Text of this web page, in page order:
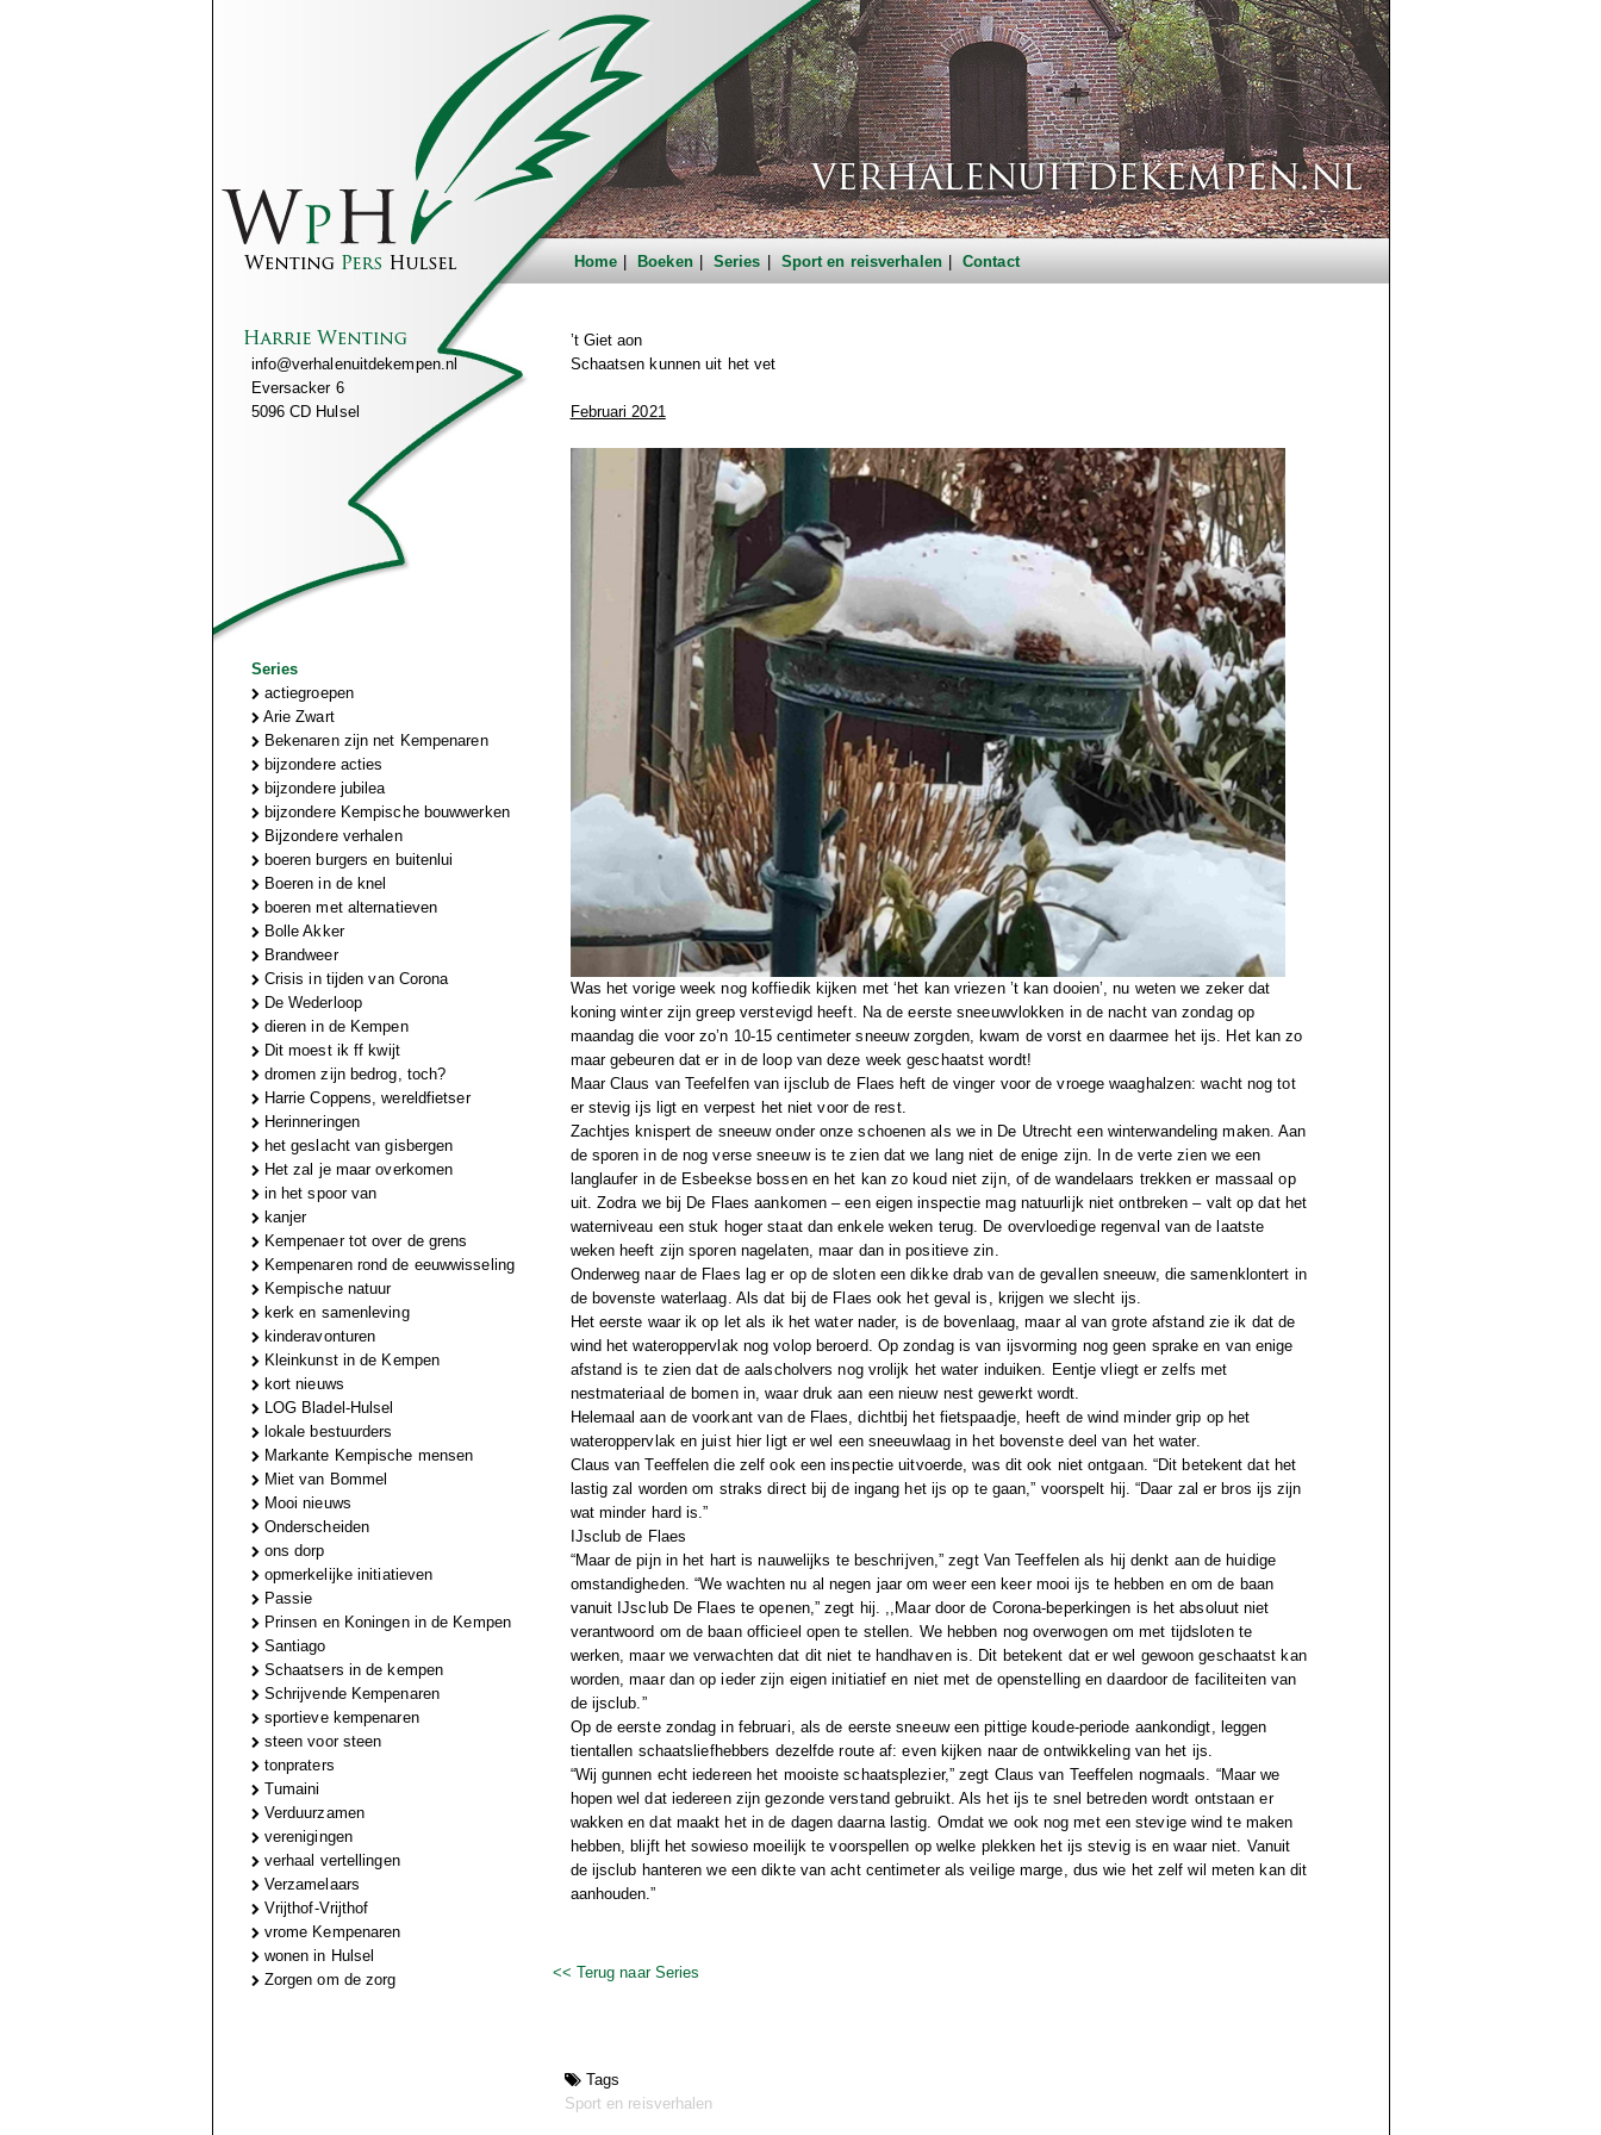
Home Boeken Series Sport en reisverhalen Contact
info@verhalenuitdekempen.nl
Eversacker 6
5096 CD Hulsel
Series
actiegroepen
Arie Zwart
Bekenaren zijn net Kempenaren
bijzondere acties
bijzondere jubilea
bijzondere Kempische bouwwerken
Bijzondere verhalen
boeren burgers en buitenlui
Boeren in de knel
boeren met alternatieven
Bolle Akker
Brandweer
Crisis in tijden van Corona
De Wederloop
dieren in de Kempen
Dit moest ik ff kwijt
dromen zijn bedrog, toch?
Harrie Coppens, wereldfietser
Herinneringen
het geslacht van gisbergen
Het zal je maar overkomen
in het spoor van
kanjer
Kempenaer tot over de grens
Kempenaren rond de eeuwwisseling
Kempische natuur
kerk en samenleving
kinderavonturen
Kleinkunst in de Kempen
kort nieuws
LOG Bladel-Hulsel
lokale bestuurders
Markante Kempische mensen
Miet van Bommel
Mooi nieuws
Onderscheiden
ons dorp
opmerkelijke initiatieven
Passie
Prinsen en Koningen in de Kempen
Santiago
Schaatsers in de kempen
Schrijvende Kempenaren
sportieve kempenaren
steen voor steen
tonpraters
Tumaini
Verduurzamen
verenigingen
verhaal vertellingen
Verzamelaars
Vrijthof-Vrijthof
vrome Kempenaren
wonen in Hulsel
Zorgen om de zorg
’t Giet aon
Schaatsen kunnen uit het vet
Februari 2021
Was het vorige week nog koffiedik kijken met ‘het kan vriezen ’t kan dooien’, nu weten we zeker dat
koning winter zijn greep verstevigd heeft. Na de eerste sneeuwvlokken in de nacht van zondag op
maandag die voor zo’n 10-15 centimeter sneeuw zorgden, kwam de vorst en daarmee het ijs. Het kan zo
maar gebeuren dat er in de loop van deze week geschaatst wordt!
Maar Claus van Teefelfen van ijsclub de Flaes heft de vinger voor de vroege waaghalzen: wacht nog tot
er stevig ijs ligt en verpest het niet voor de rest.
Zachtjes knispert de sneeuw onder onze schoenen als we in De Utrecht een winterwandeling maken. Aan
de sporen in de nog verse sneeuw is te zien dat we lang niet de enige zijn. In de verte zien we een
langlaufer in de Esbeekse bossen en het kan zo koud niet zijn, of de wandelaars trekken er massaal op
uit. Zodra we bij De Flaes aankomen – een eigen inspectie mag natuurlijk niet ontbreken – valt op dat het
waterniveau een stuk hoger staat dan enkele weken terug. De overvloedige regenval van de laatste
weken heeft zijn sporen nagelaten, maar dan in positieve zin.
Onderweg naar de Flaes lag er op de sloten een dikke drab van de gevallen sneeuw, die samenklontert in
de bovenste waterlaag. Als dat bij de Flaes ook het geval is, krijgen we slecht ijs.
Het eerste waar ik op let als ik het water nader, is de bovenlaag, maar al van grote afstand zie ik dat de
wind het wateroppervlak nog volop beroerd. Op zondag is van ijsvorming nog geen sprake en van enige
afstand is te zien dat de aalscholvers nog vrolijk het water induiken. Eentje vliegt er zelfs met
nestmateriaal de bomen in, waar druk aan een nieuw nest gewerkt wordt.
Helemaal aan de voorkant van de Flaes, dichtbij het fietspaadje, heeft de wind minder grip op het
wateroppervlak en juist hier ligt er wel een sneeuwlaag in het bovenste deel van het water.
Claus van Teeffelen die zelf ook een inspectie uitvoerde, was dit ook niet ontgaan. “Dit betekent dat het
lastig zal worden om straks direct bij de ingang het ijs op te gaan,” voorspelt hij. “Daar zal er bros ijs zijn
wat minder hard is.”
IJsclub de Flaes
“Maar de pijn in het hart is nauwelijks te beschrijven,” zegt Van Teeffelen als hij denkt aan de huidige
omstandigheden. “We wachten nu al negen jaar om weer een keer mooi ijs te hebben en om de baan
vanuit IJsclub De Flaes te openen,” zegt hij. ,,Maar door de Corona-beperkingen is het absoluut niet
verantwoord om de baan officieel open te stellen. We hebben nog overwogen om met tijdsloten te
werken, maar we verwachten dat dit niet te handhaven is. Dit betekent dat er wel gewoon geschaatst kan
worden, maar dan op ieder zijn eigen initiatief en niet met de openstelling en daardoor de faciliteiten van
de ijsclub.”
Op de eerste zondag in februari, als de eerste sneeuw een pittige koude-periode aankondigt, leggen
tientallen schaatsliefhebbers dezelfde route af: even kijken naar de ontwikkeling van het ijs.
“Wij gunnen echt iedereen het mooiste schaatsplezier,” zegt Claus van Teeffelen nogmaals. “Maar we
hopen wel dat iedereen zijn gezonde verstand gebruikt. Als het ijs te snel betreden wordt ontstaan er
wakken en dat maakt het in de dagen daarna lastig. Omdat we ook nog met een stevige wind te maken
hebben, blijft het sowieso moeilijk te voorspellen op welke plekken het ijs stevig is en waar niet. Vanuit
de ijsclub hanteren we een dikte van acht centimeter als veilige marge, dus wie het zelf wil meten kan dit
aanhouden.”
<< Terug naar Series
Tags
Sport en reisverhalen